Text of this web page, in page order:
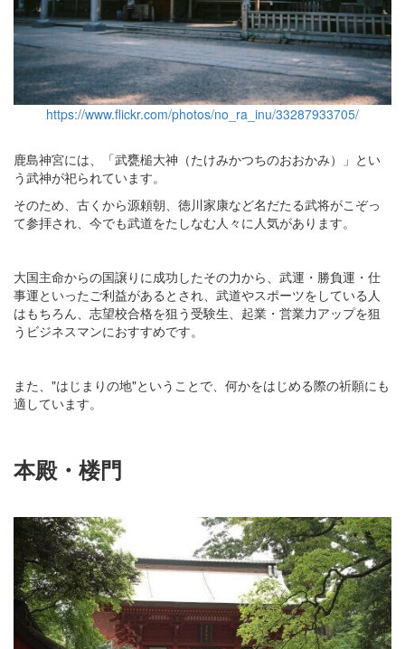
https://www.flickr.com/photos/no_ra_inu/33287933705/
鹿島神宮には、「武甕槌大神（たけみかつちのおおかみ）」とい
う武神が祀られています。
そのため、古くから源頼朝、徳川家康など名だたる武将がこぞっ
て参拝され、今でも武道をたしなむ人々に人気があります。
大国主命からの国譲りに成功したその力から、武運・勝負運・仕
事運といったご利益があるとされ、武道やスポーツをしている人
はもちろん、志望校合格を狙う受験生、起業・営業力アップを狙
うビジネスマンにおすすめです。
また、"はじまりの地"ということで、何かをはじめる際の祈願にも
適しています。
本殿・楼門